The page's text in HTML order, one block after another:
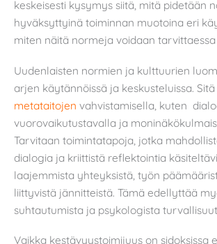
keskeisesti kysymys siitä, mitä pidetään
hyväksyttyinä toiminnan muotoina eri
miten näitä normeja voidaan
Uudenlaisten normien ja kulttuurien
arjen käytännöissä ja keskusteluissa.
metataitojen vahvistamisella, kuten
vuorovaikutustavalla ja
Tarvitaan toimintatapoja, jotka
dialogia ja kriittistä reflektointia
laajemmista yhteyksistä, työn
liittyvistä jännitteistä. Tämä edellyttää
suhtautumista ja psykologista
Vaikka kestävyystoimijuus on sidoksissa